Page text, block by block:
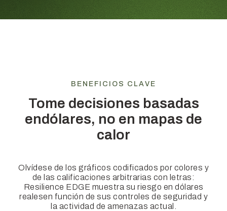
BENEFICIOS CLAVE
Tome decisiones basadas
endólares, no en mapas de
calor
Olvídese de los gráficos codificados por colores y
de las calificaciones arbitrarias con letras:
Resilience EDGE muestra su riesgo en dólares
realesen función de sus controles de seguridad y
la actividad de amenazas actual.